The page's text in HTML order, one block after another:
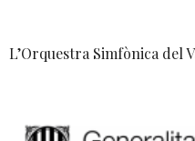
L’Orquestra Simfònica del